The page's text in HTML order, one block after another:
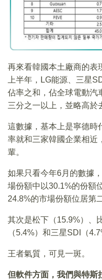
再來看韓國本土廠商的表
上半年，LG能源、三星
佔率之和，佔全球電動汽
三分之一以上，並略高於
這數據，基本上是寧德時
率就和三家韓國企業相近
輩。
如果只看今年6月的數據
場份額中以30.1%的份額
24.8%的市場份額位居第
其次是松下（15.9%）、
（5.4%）和三星SDI（
王者氣質，可見一斑。
但軟件方面，我們與特斯